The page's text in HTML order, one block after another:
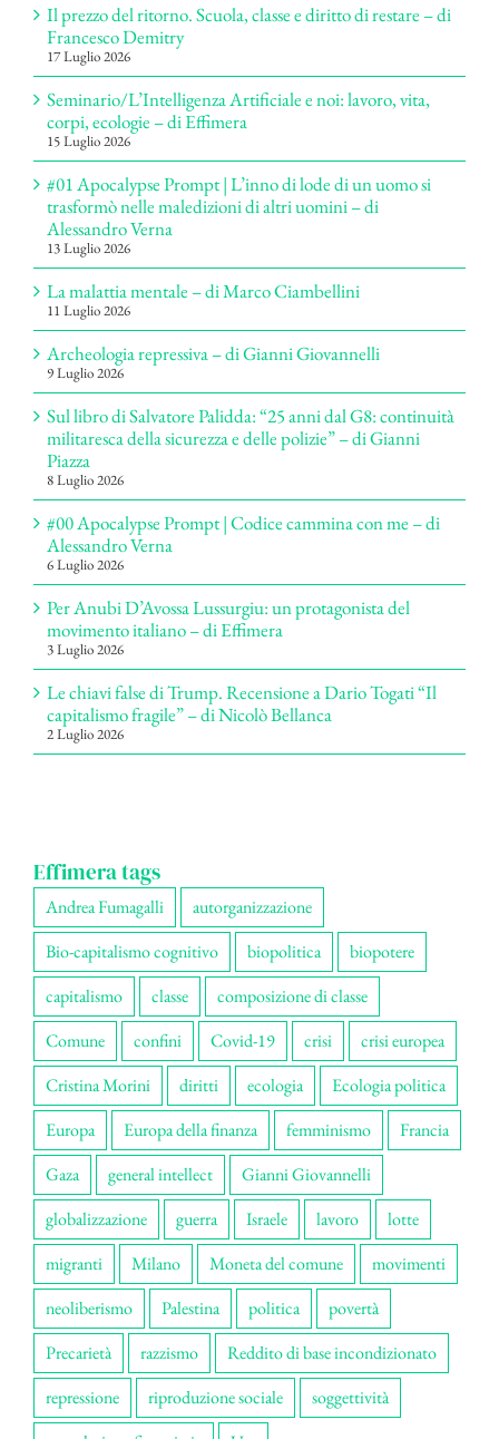
Il prezzo del ritorno. Scuola, classe e diritto di restare – di
Francesco Demitry
17 Luglio 2026
Seminario/L’Intelligenza Artificiale e noi: lavoro, vita,
corpi, ecologie – di Effimera
15 Luglio 2026
#01 Apocalypse Prompt | L’inno di lode di un uomo si
trasformò nelle maledizioni di altri uomini – di
Alessandro Verna
13 Luglio 2026
La malattia mentale – di Marco Ciambellini
11 Luglio 2026
Archeologia repressiva – di Gianni Giovannelli
9 Luglio 2026
Sul libro di Salvatore Palidda: “25 anni dal G8: continuità
militaresca della sicurezza e delle polizie” – di Gianni
Piazza
8 Luglio 2026
#00 Apocalypse Prompt | Codice cammina con me – di
Alessandro Verna
6 Luglio 2026
Per Anubi D’Avossa Lussurgiu: un protagonista del
movimento italiano – di Effimera
3 Luglio 2026
Le chiavi false di Trump. Recensione a Dario Togati “Il
capitalismo fragile” – di Nicolò Bellanca
2 Luglio 2026
Effimera tags
Andrea Fumagalli
autorganizzazione
Bio-capitalismo cognitivo
biopolitica
biopotere
capitalismo
classe
composizione di classe
Comune
confini Covid-19 crisi
crisi europea
Cristina Morini
diritti ecologia
Ecologia politica
Europa
Europa della finanza femminismo
Francia
Gaza
general intellect
Gianni Giovannelli
globalizzazione
guerra Israele lavoro
lotte
migranti
Milano Moneta del comune
movimenti
neoliberismo
Palestina politica
povertà
Precarietà
razzismo
Reddito di base incondizionato
repressione
riproduzione sociale
soggettività